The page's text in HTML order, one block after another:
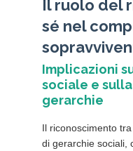
Il ruolo del
sé nel
Implicazioni
sociale e
gerarchie
Il riconoscimento
di gerarchie sociali,